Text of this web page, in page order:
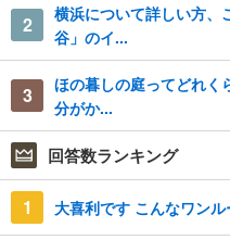
2
横浜について詳しい方、
谷」のイ...
3
ほの暮しの庭ってどれく
分がか...
回答数ランキング
1 大喜利です こんなワン